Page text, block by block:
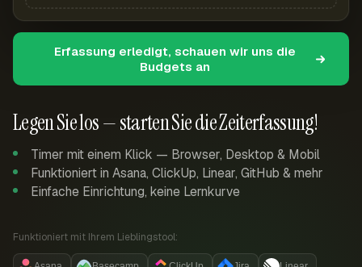
Legen Sie los — starten Sie die Zeiterfassung!
Timer mit einem Klick — Browser, Desktop & Mobil
Funktioniert in Asana, ClickUp, Linear, GitHub & mehr
Einfache Einrichtung, keine Lernkurve
Funktioniert mit Ihrem Lieblingstool:
Erfassung erledigt, schauen wir uns die
Budgets an